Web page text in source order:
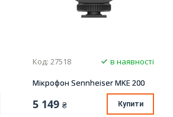
Код: 27518
в наявності
Мікрофон Sennheiser MKE 200
5 149 ₴ Купити